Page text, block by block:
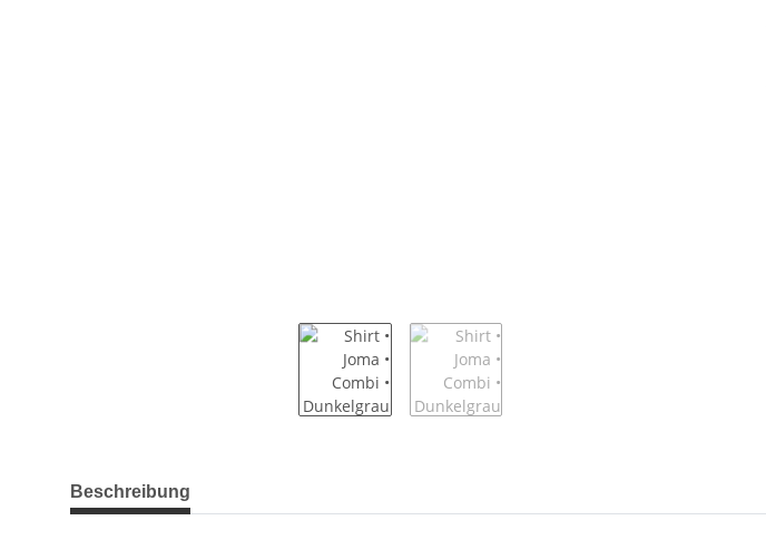
weitere Registerkarten anzeigen
Beschreibung